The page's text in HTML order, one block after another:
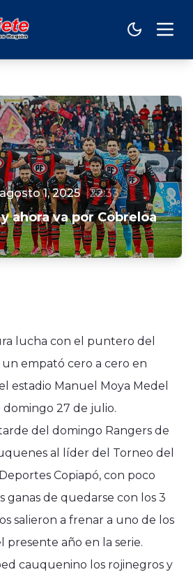
agosto 1, 2025 22:33
ahora va por Cobreloa
lucha con el puntero del
empató cero a cero en
estadio Manuel Moya Medel
27 de julio.
del domingo Rangers de
al líder del Torneo del
Copiapó, con poco
ganas de quedarse con los 3
salieron a frenar a uno de los
presente año en la serie.
cauquenino los rojinegros y